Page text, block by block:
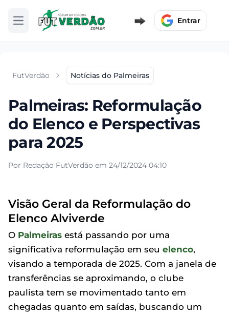
Abrir menu Entrar
FutVerdão Notícias do Palmeiras
Palmeiras: Reformulação
do Elenco e Perspectivas
para 2025
Por Redação FutVerdão em 24/12/2024 04:10
Visão Geral da Reformulação do
Elenco Alviverde
O Palmeiras está passando por uma
significativa reformulação em seu elenco,
visando a temporada de 2025. Com a janela de
transferências se aproximando, o clube
paulista tem se movimentado tanto em
chegadas quanto em saídas, buscando um